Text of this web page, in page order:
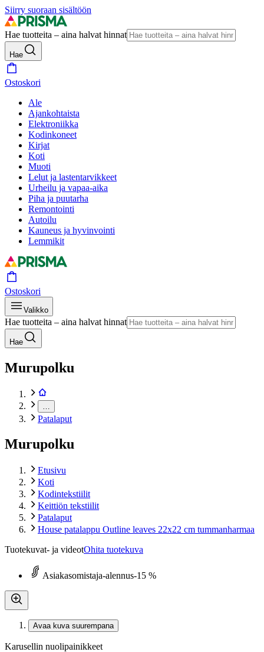
Siirry suoraan sisältöön
Hae tuotteita – aina halvat hinnat
Hae
Ostoskori
Ale
Ajankohtaista
Elektroniikka
Kodinkoneet
Kirjat
Koti
Muoti
Lelut ja lastentarvikkeet
Urheilu ja vapaa-aika
Piha ja puutarha
Remontointi
Autoilu
Kauneus ja hyvinvointi
Lemmikit
Ostoskori
Valikko
Hae tuotteita – aina halvat hinnat
Hae
Murupolku
Patalaput
Murupolku
Etusivu
Koti
Kodintekstiilit
Keittiön tekstiilit
Patalaput
House patalappu Outline leaves 22x22 cm tummanharmaa
Tuotekuvat- ja videotOhita tuotekuva
Asiakasomistaja-alennus-15 %
Avaa kuva suurempana
Karusellin nuolipainikkeet